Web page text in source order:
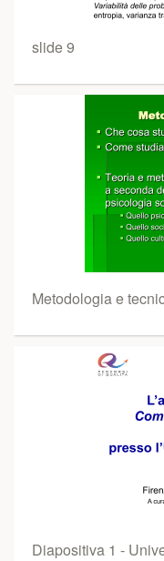
slide 9
Metodologia e
Diapositiva 1 -